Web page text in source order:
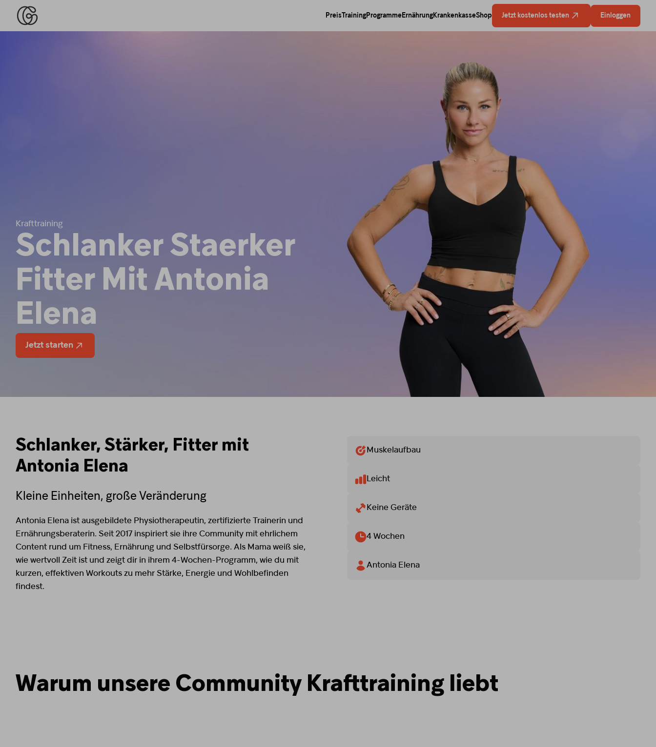
Preis TrainingProgrammeErnährungKrankenkasseShop Jetzt kostenlos testen Einloggen
Krafttraining
Schlanker Staerker
Fitter Mit Antonia
Elena
Jetzt starten
Schlanker, Stärker, Fitter mit
Antonia Elena
Kleine Einheiten, große Veränderung
Antonia Elena ist ausgebildete Physiotherapeutin, zertifizierte Trainerin und
Ernährungsberaterin. Seit 2017 inspiriert sie ihre Community mit ehrlichem
Content rund um Fitness, Ernährung und Selbstfürsorge. Als Mama weiß sie,
wie wertvoll Zeit ist und zeigt dir in ihrem 4-Wochen-Programm, wie du mit
kurzen, effektiven Workouts zu mehr Stärke, Energie und Wohlbefinden
findest.
Muskelaufbau
Leicht
Keine Geräte
4 Wochen
Antonia Elena
Warum unsere Community Krafttraining liebt